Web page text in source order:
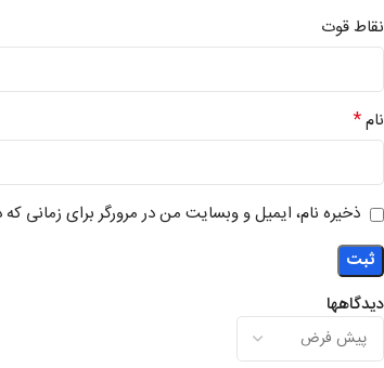
دیدگاهها
نقاط قوت
نام*
ذخیره نام، ایمیل و وبسایت من در مرورگر برای زمانی